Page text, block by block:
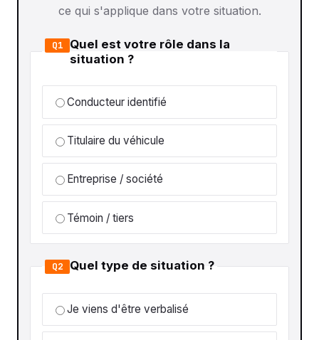
ce qui s'applique dans votre situation.
Q1
Quel est votre rôle dans la
situation ?
Conducteur identifié
Titulaire du véhicule
Entreprise / société
Témoin / tiers
Q2 Quel type de situation ?
Je viens d'être verbalisé